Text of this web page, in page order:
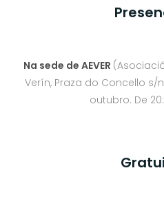
Na sede de AEVER
Verín, Praza do Concello s/
outubro. De